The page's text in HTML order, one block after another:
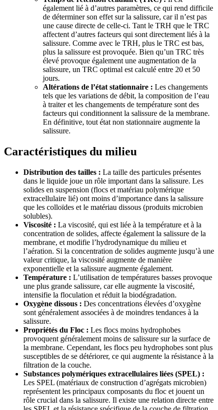
également lié à d’autres paramètres, ce qui rend difficile
de déterminer son effet sur la salissure, car il n’est pas
une cause directe de celle-ci. Tant le TRH que le TRC
affectent d’autres facteurs qui sont directement liés à la
salissure. Comme avec le TRH, plus le TRC est bas,
plus la salissure est provoquée. Bien qu’un TRC très
élevé provoque également une augmentation de la
salissure, un TRC optimal est calculé entre 20 et 50
jours.
Altérations de l’état stationnaire : Les changements
tels que les variations de débit, la composition de l’eau
à traiter et les changements de température sont des
facteurs qui conditionnent la salissure de la membrane.
En définitive, tout état non stationnaire augmente la
salissure.
Caractéristiques du milieu
Distribution des tailles : La taille des particules présentes
dans le liquide joue un rôle important dans la salissure. Les
solides en suspension (flocs et matériau polymérique
extracellulaire lié) ont moins d’importance dans la salissure
que les colloïdes et le matériau dissous (produits microbien
solubles).
Viscosité : La viscosité, qui est liée à la température et à la
concentration de solides, affecte également la salissure de la
membrane, et modifie l’hydrodynamique du milieu et
l’aération. Si la concentration de solides augmente jusqu’à une
valeur critique, la viscosité augmente de manière
exponentielle et la salissure augmente également.
Température : L’utilisation de températures basses provoque
une plus grande salissure, car elle augmente la viscosité,
intensifie la floculation et réduit la biodégradation.
Oxygène dissous : Des concentrations élevées d’oxygène
sont généralement associées à de moindres tendances à la
salissure.
Propriétés du Floc : Les flocs moins hydrophobes
provoquent généralement moins de salissure sur la surface de
la membrane. Cependant, les flocs peu hydrophobes sont plus
susceptibles de se détériorer, ce qui augmente la résistance à la
filtration de la couche.
Substances polymériques extracellulaires liées (SPEL) :
Les SPEL (matériaux de construction d’agrégats microbien)
représentent les principaux composants du floc et jouent un
rôle crucial dans la salissure. Il existe une relation directe entre